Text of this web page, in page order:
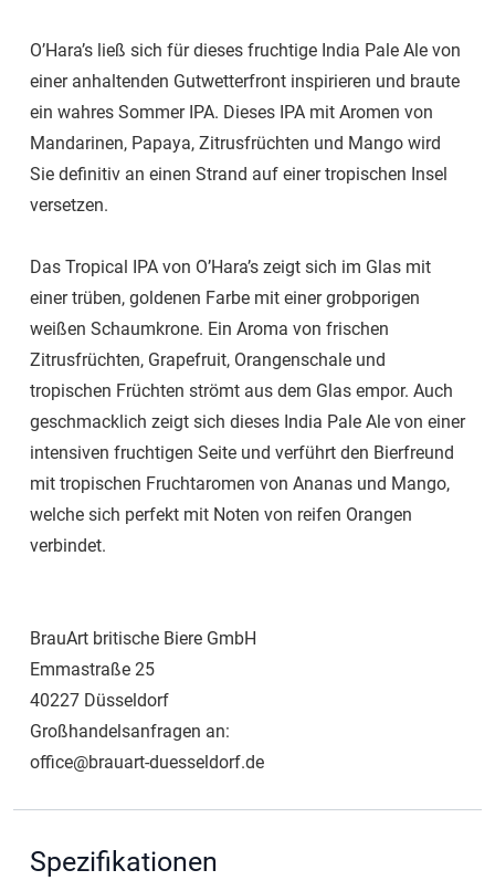
O’Hara’s ließ sich für dieses fruchtige India Pale Ale von
einer anhaltenden Gutwetterfront inspirieren und braute
ein wahres Sommer IPA. Dieses IPA mit Aromen von
Mandarinen, Papaya, Zitrusfrüchten und Mango wird
Sie definitiv an einen Strand auf einer tropischen Insel
versetzen.
Das Tropical IPA von O’Hara’s zeigt sich im Glas mit
einer trüben, goldenen Farbe mit einer grobporigen
weißen Schaumkrone. Ein Aroma von frischen
Zitrusfrüchten, Grapefruit, Orangenschale und
tropischen Früchten strömt aus dem Glas empor. Auch
geschmacklich zeigt sich dieses India Pale Ale von einer
intensiven fruchtigen Seite und verführt den Bierfreund
mit tropischen Fruchtaromen von Ananas und Mango,
welche sich perfekt mit Noten von reifen Orangen
verbindet.
BrauArt britische Biere GmbH
Emmastraße 25
40227 Düsseldorf
Großhandelsanfragen an:
office@brauart-duesseldorf.de
Spezifikationen